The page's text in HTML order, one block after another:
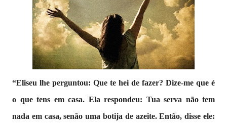
“Eliseu lhe perguntou: Que te hei de fazer? Dize-me que é
o que tens em casa. Ela respondeu: Tua serva não tem
nada em casa, senão uma botija de azeite. Então, disse ele: